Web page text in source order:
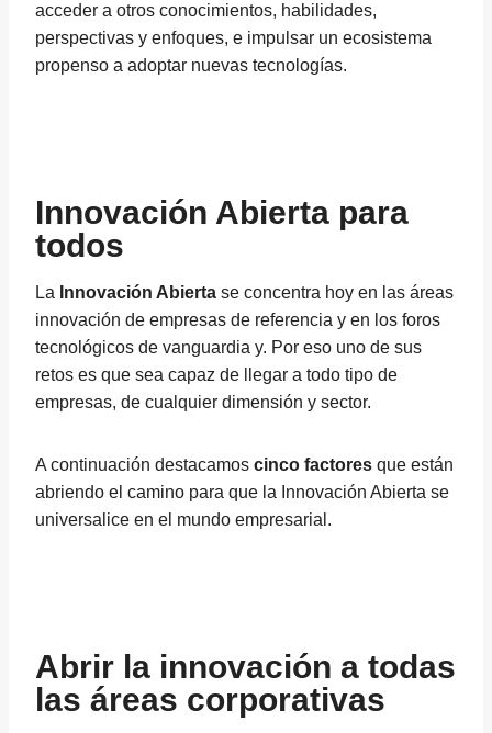
acceder a otros conocimientos, habilidades,
perspectivas y enfoques, e impulsar un ecosistema
propenso a adoptar nuevas tecnologías.
Innovación Abierta para
todos
La Innovación Abierta se concentra hoy en las áreas
innovación de empresas de referencia y en los foros
tecnológicos de vanguardia y. Por eso uno de sus
retos es que sea capaz de llegar a todo tipo de
empresas, de cualquier dimensión y sector.
A continuación destacamos cinco factores que están
abriendo el camino para que la Innovación Abierta se
universalice en el mundo empresarial.
Abrir la innovación a todas
las áreas corporativas